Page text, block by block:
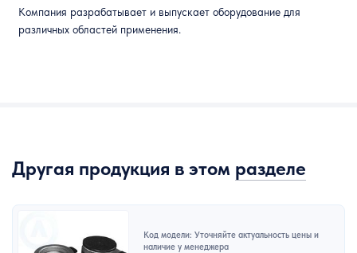
Компания разрабатывает и выпускает оборудование для
различных областей применения.
Другая продукция в этом разделе
Код модели: Уточняйте актуальность цены и
наличие у менеджера